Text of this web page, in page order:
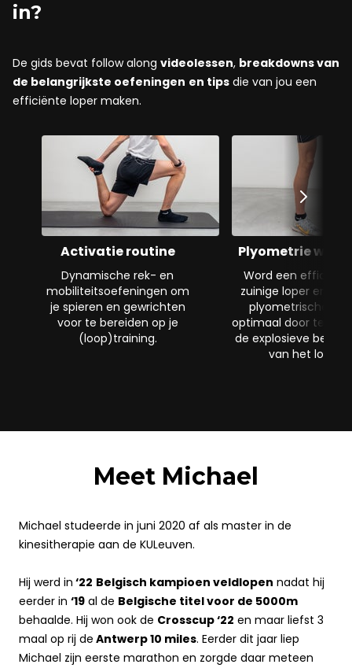
in?
De gids bevat follow along videolessen, breakdowns van
de belangrijkste oefeningen en tips die van jou een
efficiënte loper maken.
Activatie routine
Dynamische rek- en
mobiliteitsoefeningen om
je spieren en gewrichten
voor te bereiden op je
(loop)training.
Plyometrie
Word een
zuinige loper en
plyometrische
optimaal door te
de explosieve
van het lopen.
Meet Michael
Michael studeerde in juni 2020 af als master in de
kinesitherapie aan de KULeuven.
Hij werd in ‘22 Belgisch kampioen veldlopen nadat hij
eerder in ‘19 al de Belgische titel voor de 5000m
behaalde. Hij won ook de Crosscup ‘22 en maar liefst 3
maal op rij de Antwerp 10 miles. Eerder dit jaar liep
Michael zijn eerste marathon en zorgde daar meteen